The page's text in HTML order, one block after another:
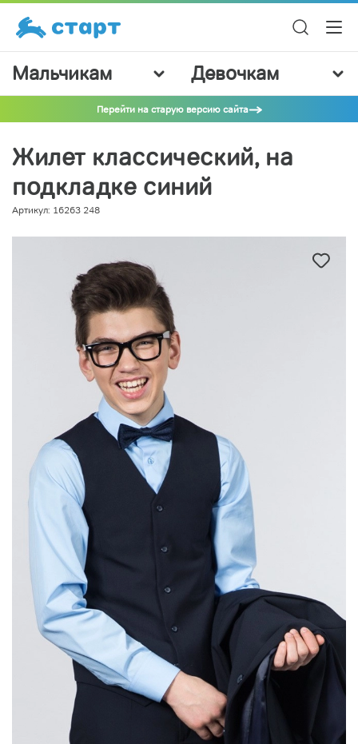
Мальчикам Девочкам
Перейти на старую версию сайта
Жилет классический, на
подкладке синий
Артикул: 16263 248